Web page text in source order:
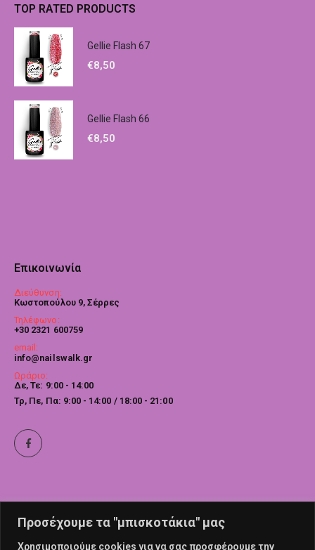
Προσέχουμε τα "μπισκοτάκια" μας
Χρησιμοποιούμε cookies για να σας προσφέρουμε την
TOP RATED PRODUCTS
Gellie Flash 67
€8,50
Gellie Flash 66
€8,50
Επικοινωνία
Διεύθυνση:
Κωστοπούλου 9, Σέρρες
Τηλέφωνο:
+30 2321 600759
email:
info@nailswalk.gr
Ωράριο:
Δε, Τε: 9:00 - 14:00
Τρ, Πε, Πα: 9:00 - 14:00 / 18:00 - 21:00